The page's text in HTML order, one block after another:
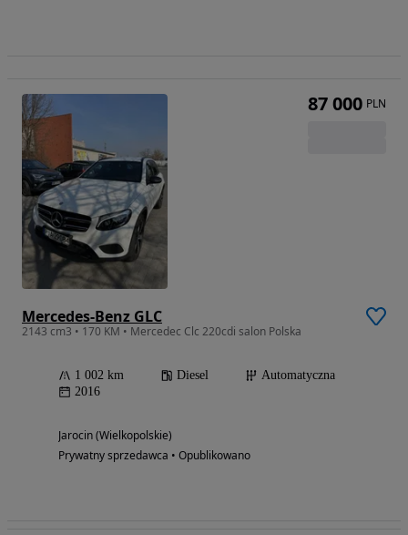
Mercedes-Benz GLC
2143 cm3 • 170 KM • Mercedec Clc 220cdi salon Polska
1 002 km Diesel
Automatyczna
2016
Jarocin (Wielkopolskie)
Prywatny sprzedawca • Opublikowano
87 000 PLN